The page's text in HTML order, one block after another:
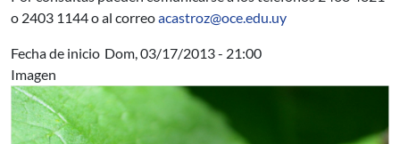
o 2403 1144 o al correoacastroz@oce.edu.uy
Fecha de inicio Dom, 03/17/2013 - 21:00
Imagen